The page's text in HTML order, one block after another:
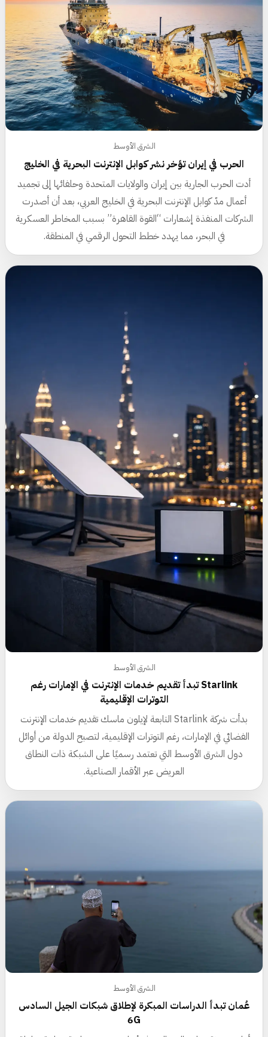
الشرق الأوسط
الحرب في إيران تؤخر نشر كوابل الإنترنت البحرية في الخليج
أدت الحرب الجارية بين إيران والولايات المتحدة وحلفائها إلى تجميد
أعمال مدّ كوابل الإنترنت البحرية في الخليج العربي، بعد أن أصدرت
الشركات المنفذة إشعارات “القوة القاهرة” بسبب المخاطر العسكرية
في البحر، مما يهدد خطط التحول الرقمي في المنطقة.
الشرق الأوسط
Starlink تبدأ تقديم خدمات الإنترنت في الإمارات رغم
التوترات الإقليمية
بدأت شركة Starlink التابعة لإيلون ماسك تقديم خدمات الإنترنت
الفضائي في الإمارات، رغم التوترات الإقليمية، لتصبح الدولة من أوائل
دول الشرق الأوسط التي تعتمد رسميًا على الشبكة ذات النطاق
العريض عبر الأقمار الصناعية.
الشرق الأوسط
عُمان تبدأ الدراسات المبكرة لإطلاق شبكات الجيل السادس
6G